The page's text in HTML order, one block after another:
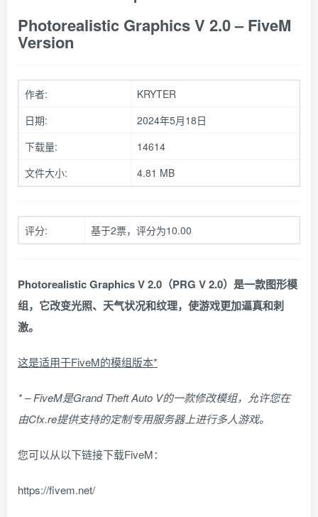
Photorealistic Graphics V 2.0 – FiveM
Version
作者:
KRYTER
日期:
2024年5月18日
下载量:
14614
文件大小:
4.81 MB
评分: 基于2票，评分为10.00
Photorealistic Graphics V 2.0（PRG V 2.0）是一款图形模
组，它改变光照、天气状况和纹理，使游戏更加逼真和刺
激。
这是适用于FiveM的模组版本*
* – FiveM是Grand Theft Auto V的一款修改模组，允许您在
由Cfx.re提供支持的定制专用服务器上进行多人游戏。
您可以从以下链接下载FiveM：
https://fivem.net/